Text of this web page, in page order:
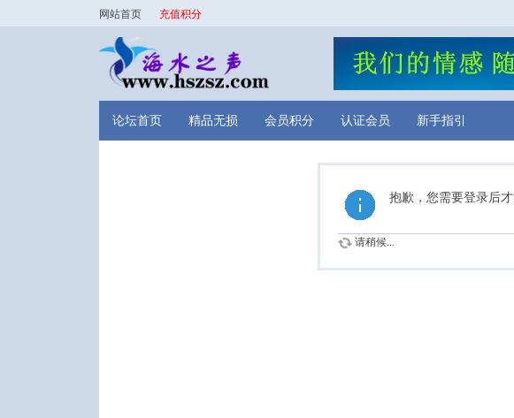
网站首页 充值积分
论坛首页 精品无损 会员积分 认证会员 新手指引
抱歉，您需要登录后
请稍候...